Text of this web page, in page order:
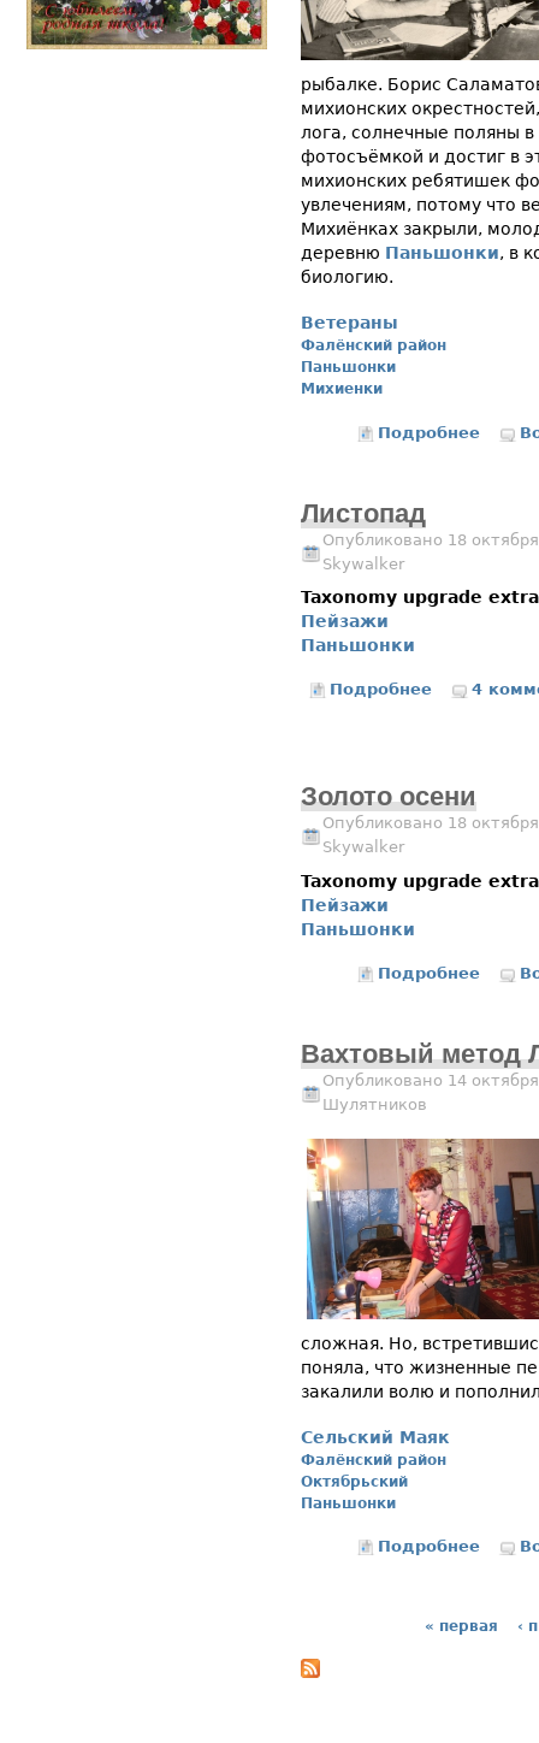
рыбалке. Борис
михионских
лога, солнечные поляны
фотосъёмкой и достиг в
михионских ребятишек
увлечениям, потому что
Михиёнках закрыли,
деревню Паньшонки, в
биологию.
Ветераны
Фалёнский район
Паньшонки
Михиенки
Подробнее о
Листопад
Опубликовано 18
Skywalker
Taxonomy upgrade
Пейзажи
Паньшонки
Подробнее о Листопад
4
Золото осени
Опубликовано 18
Skywalker
Taxonomy upgrade
Пейзажи
Паньшонки
Подробнее о
Вахтовый метод
Опубликовано 14
Шулятников
сложная. Но,
поняла, что жизненные
закалили волю и
Сельский Маяк
Фалёнский район
Октябрьский
Паньшонки
Подробнее о
« первая ‹